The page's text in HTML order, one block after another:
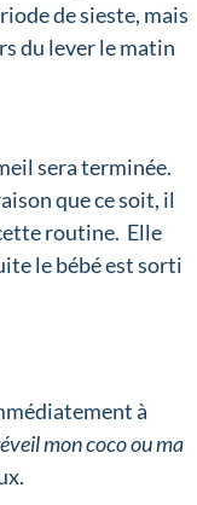
de sieste, mais
du lever le matin
sera terminée.
que ce soit, il
routine. Elle
le bébé est sorti
à
mon coco ou ma